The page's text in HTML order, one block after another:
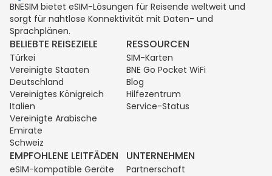
BNESIM bietet eSIM-Lösungen für Reisende weltweit und
sorgt für nahtlose Konnektivität mit Daten- und
Sprachplänen.
BELIEBTE REISEZIELE
Türkei
Vereinigte Staaten
Deutschland
Vereinigtes Königreich
Italien
Vereinigte Arabische
Emirate
Schweiz
RESSOURCEN
SIM-Karten
BNE Go Pocket WiFi
Blog
Hilfezentrum
Service-Status
EMPFOHLENE LEITFÄDEN
eSIM-kompatible Geräte
UNTERNEHMEN
Partnerschaft